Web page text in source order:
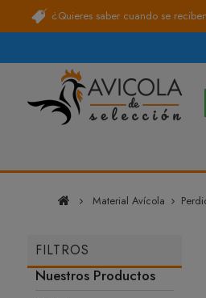
¿Quieres saber cuando se
Material Avícola
FILTROS
Nuestros Productos